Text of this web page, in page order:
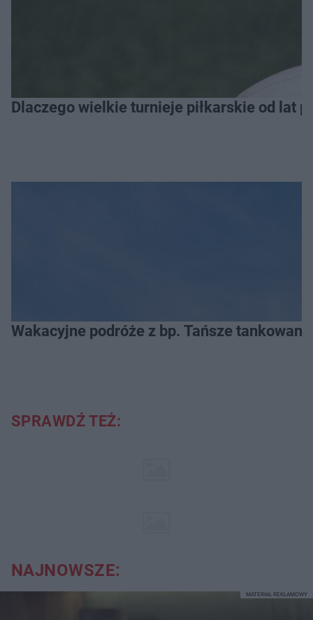
Dlaczego wielkie turnieje piłkarskie od lat
Wakacyjne podróże z bp. Tańsze
SPRAWDŹ TEŻ:
NAJNOWSZE:
MATERIAŁ REKLAMOWY